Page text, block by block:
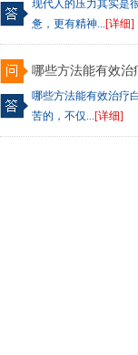
现代人的压力其实是
惫，更有精神...[详细]
哪些方法能有效治
哪些方法能有效治疗
苦的，不仅...[详细]